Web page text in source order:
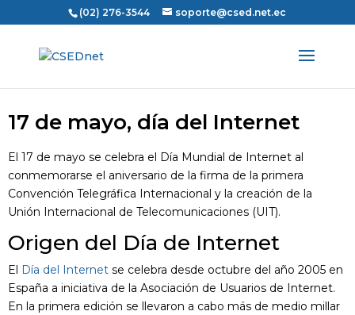
(02) 276-3544 soporte@csed.net.ec
17 de mayo, día del Internet
El 17 de mayo se celebra el Día Mundial de Internet al
conmemorarse el aniversario de la firma de la primera
Convención Telegráfica Internacional y la creación de la
Unión Internacional de Telecomunicaciones (UIT).
Origen del Día de Internet
El Día del Internet se celebra desde octubre del año 2005 en
España a iniciativa de la Asociación de Usuarios de Internet.
En la primera edición se llevaron a cabo más de medio millar